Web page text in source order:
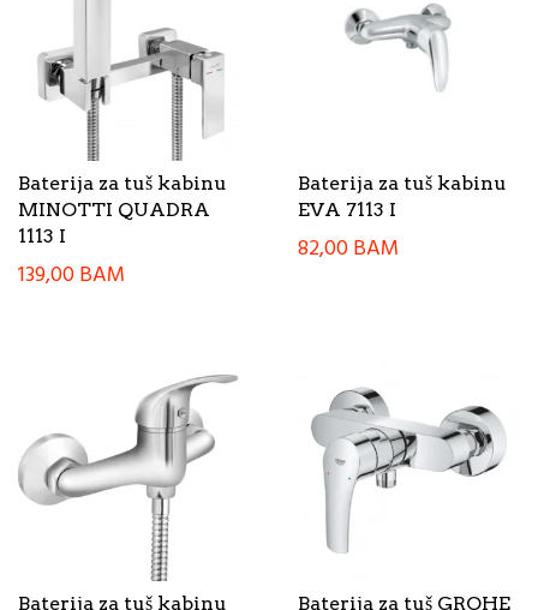
Baterija za tuš kabinu
MINOTTI QUADRA
1113 I
139,00BAM
Baterija za tuš kabinu
EVA 7113 I
82,00BAM
Baterija za tuš kabinu Baterija za tuš GROHE